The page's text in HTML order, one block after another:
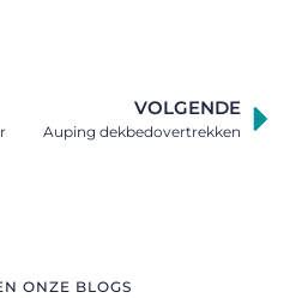
VOLGENDE
Auping dekbedovertrekken
ONZE BLOGS